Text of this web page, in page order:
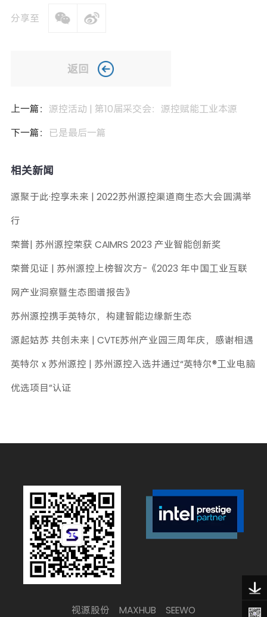
分享至
返回
上一篇： 源控活动 | 第10届采交会：源控赋能工业本源
下一篇： 已是最后一篇
相关新闻
源聚于此·控享未来 | 2022苏州源控渠道商生态大会圆满举
行
荣誉| 苏州源控荣获 CAIMRS 2023 产业智能创新奖
荣誉见证 | 苏州源控上榜智次方-《2023 年中国工业互联
网产业洞察暨生态图谱报告》
苏州源控携手英特尔，构建智能边缘新生态
源起姑苏 共创未来 | CVTE苏州产业园三周年庆，感谢相遇
英特尔 x 苏州源控 | 苏州源控入选并通过“英特尔®工业电脑
优选项目”认证
视源股份 MAXHUB SEEWO